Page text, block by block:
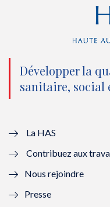
n
o
u
l
l
Développer la
sanitaire, social
La HAS
Contribuez aux
Nous rejoindre
Presse